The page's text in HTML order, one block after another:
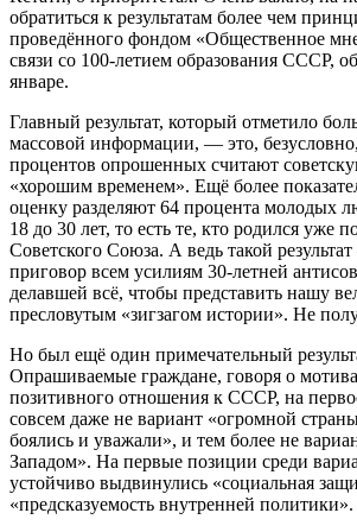
обратиться к результатам более чем
проведённого фондом «Общественное
связи со 100-летием образования СССР,
январе.
Главный результат, который отметило
массовой информации, — это,
процентов опрошенных считают
«хорошим временем». Ещё более
оценку разделяют 64 процента молодых
18 до 30 лет, то есть те, кто родился уже
Советского Союза. А ведь такой
приговор всем усилиям 30-летней
делавшей всё, чтобы представить нашу
пресловутым «зигзагом истории». Не
Но был ещё один примечательный
Опрашиваемые граждане, говоря о
позитивного отношения к СССР, на
совсем даже не вариант «огромной
боялись и уважали», и тем более не
Западом». На первые позиции среди
устойчиво выдвинулись «социальная
«предсказуемость внутренней политики».